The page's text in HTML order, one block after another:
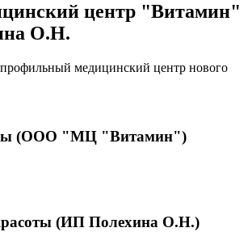
центр "Витамин"
О.Н.
медицинский центр нового
(ООО "МЦ "Витамин")
(ИП Полехина О.Н.)